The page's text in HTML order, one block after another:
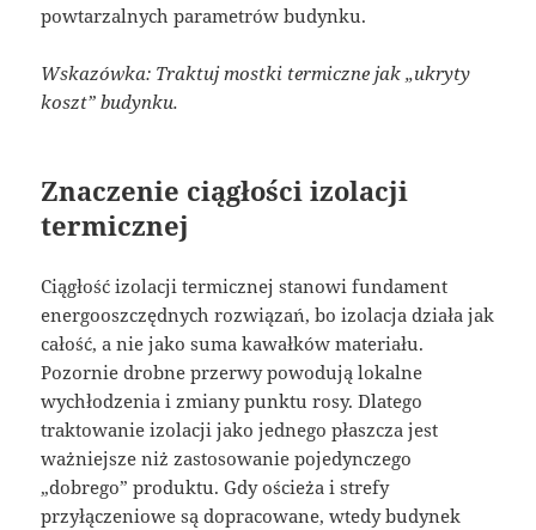
powtarzalnych parametrów budynku.
Wskazówka: Traktuj mostki termiczne jak „ukryty
koszt” budynku.
Znaczenie ciągłości izolacji
termicznej
Ciągłość izolacji termicznej stanowi fundament
energooszczędnych rozwiązań, bo izolacja działa jak
całość, a nie jako suma kawałków materiału.
Pozornie drobne przerwy powodują lokalne
wychłodzenia i zmiany punktu rosy. Dlatego
traktowanie izolacji jako jednego płaszcza jest
ważniejsze niż zastosowanie pojedynczego
„dobrego” produktu. Gdy ościeża i strefy
przyłączeniowe są dopracowane, wtedy budynek